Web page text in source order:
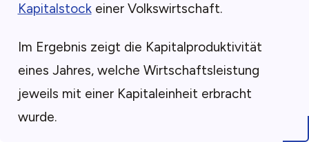
Kapitalstockeiner Volkswirtschaft.
Im Ergebnis zeigt die Kapitalproduktivität
eines Jahres, welche Wirtschaftsleistung
jeweils mit einer Kapitaleinheit erbracht
wurde.